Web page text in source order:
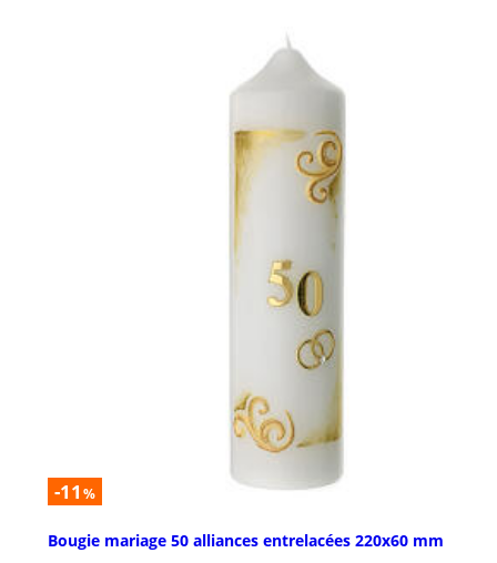
-11 %
Bougie mariage 50 alliances entrelacées 220x60 mm